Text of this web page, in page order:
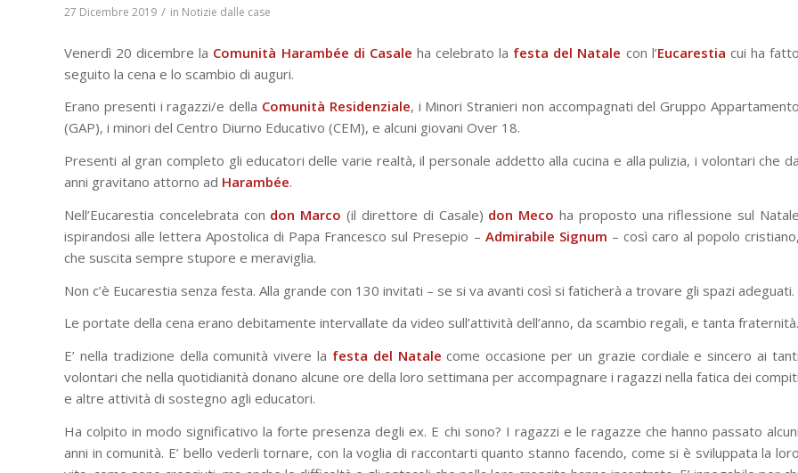
27 Dicembre 2019 / in Notizie dalle case
Venerdì 20 dicembre la Comunità Harambée di Casale ha celebrato la festa del Natale con l’Eucarestia cui ha fatto
seguito la cena e lo scambio di auguri.
Erano presenti i ragazzi/e della Comunità Residenziale, i Minori Stranieri non accompagnati del Gruppo Appartamento
(GAP), i minori del Centro Diurno Educativo (CEM), e alcuni giovani Over 18.
Presenti al gran completo gli educatori delle varie realtà, il personale addetto alla cucina e alla pulizia, i volontari che da
anni gravitano attorno ad Harambée.
Nell’Eucarestia concelebrata con don Marco (il direttore di Casale) don Meco ha proposto una riflessione sul Natale
ispirandosi alle lettera Apostolica di Papa Francesco sul Presepio – Admirabile Signum – così caro al popolo cristiano,
che suscita sempre stupore e meraviglia.
Non c’è Eucarestia senza festa. Alla grande con 130 invitati – se si va avanti così si faticherà a trovare gli spazi adeguati.
Le portate della cena erano debitamente intervallate da video sull’attività dell’anno, da scambio regali, e tanta fraternità.
E’ nella tradizione della comunità vivere la festa del Natale come occasione per un grazie cordiale e sincero ai tanti
volontari che nella quotidianità donano alcune ore della loro settimana per accompagnare i ragazzi nella fatica dei compiti
e altre attività di sostegno agli educatori.
Ha colpito in modo significativo la forte presenza degli ex. E chi sono? I ragazzi e le ragazze che hanno passato alcuni
anni in comunità. E’ bello vederli tornare, con la voglia di raccontarti quanto stanno facendo, come si è sviluppata la loro